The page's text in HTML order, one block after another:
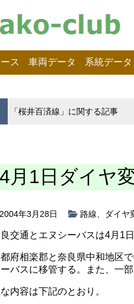
ス 車両データ 系統データ
「桜井百済線」に関する記事
4月1日ダイヤ
年3月28日 路線 ダイヤ
交通とエヌシーバスは4月1
府相楽郡と奈良県中和地区
ーバスに移管する。また、一
内容は下記のとおり。